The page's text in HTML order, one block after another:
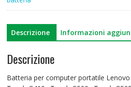
,G510p
Touch,S510P
Touch
quantità
Descrizione Informazioni
Descrizione
Batteria per computer portatile Lenovo